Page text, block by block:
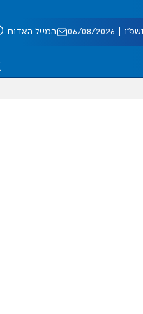
08/2026 המייל האדום